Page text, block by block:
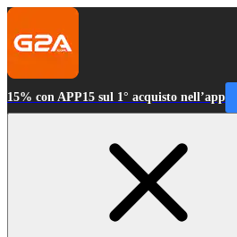
15% con APP15 sul 1° acquisto nell’app